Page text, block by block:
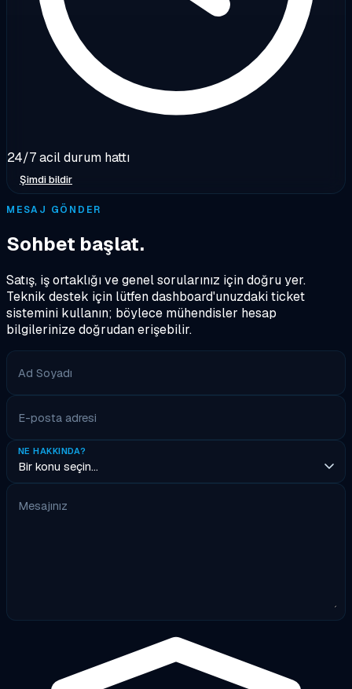
24/7 acil durum hattı
Şimdi bildir
MESAJ GÖNDER
Sohbet başlat.
Satış, iş ortaklığı ve genel sorularınız için doğru yer.
Teknik destek için lütfen dashboard'unuzdaki ticket
sistemini kullanın; böylece mühendisler hesap
bilgilerinize doğrudan erişebilir.
Ad Soyadı
E-posta adresi
NE HAKKINDA?
Mesajınız